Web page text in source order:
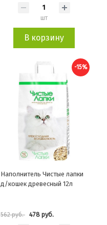
шт
В корзину
-15%
Наполнитель Чистые лапки
д/кошек древесный 12л
562 руб. 478 руб.